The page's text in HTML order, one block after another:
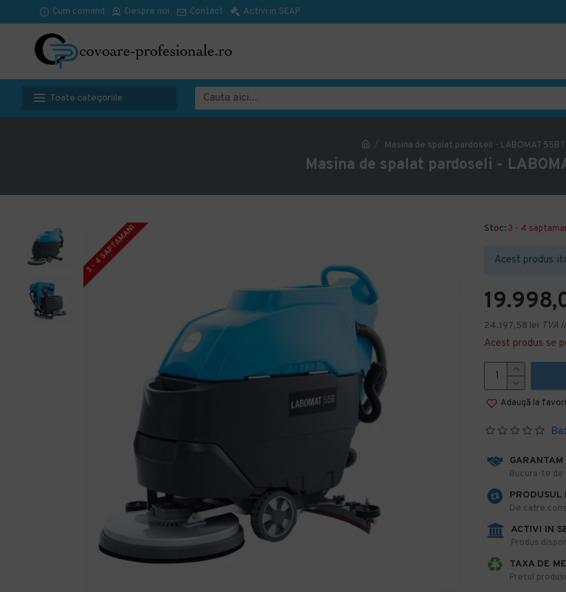
Cum comand Despre noi Contact Activi in SEAP
Toate categoriile
Masina de spalat pardoseli - LABOMAT 55BT
Masina de spalat pardoseli -
3 - 4 SAPTAMANI Stoc: 3 - 4
Acest produs
24.197,58 lei TVA
Acest produs se
Adaugă la
​Bucura-te
PRODUSUL
De catre
ACTIVI IN
Produs
TAXA DE
Pretul